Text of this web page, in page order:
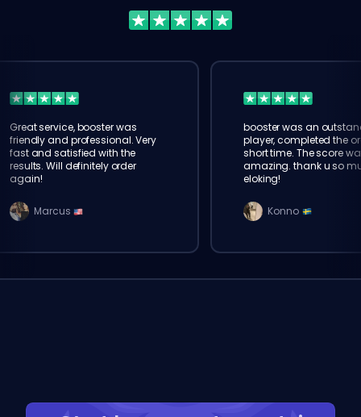
Great service, booster was
friendly and professional. Very
fast and satisfied with the
results. Will definitely order
again!
Marcus
booster was an
player, completed the
short time. The score
amazing. thank u so
eloking!
Konno